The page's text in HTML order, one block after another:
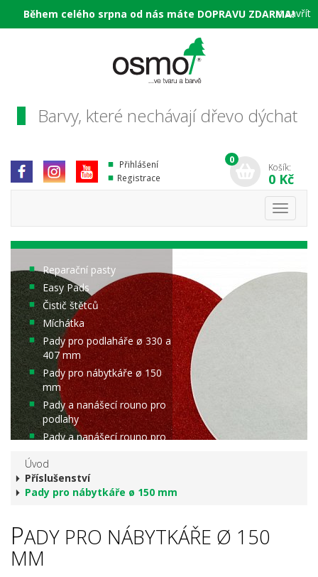
Během celého srpna od nás máte DOPRAVU ZDARMA!
× zavřít
Barvy, které nechávají dřevo dýchat
Přihlášení
Registrace
0
Košík:
0 Kč
Toggle
Reparační pasty
Easy Pads
Čistič štětců
Míchátka
Pady pro podlaháře ø 330 a
407 mm
Pady pro nábytkáře ø 150
mm
Pady a nanášecí rouno pro
podlahy
Pady a nanášecí rouno pro
Rukavice nitrilové
Úvod
Příslušenství
Pady pro nábytkáře ø 150 mm
PADY PRO NÁBYTKÁŘE Ø 150
MM